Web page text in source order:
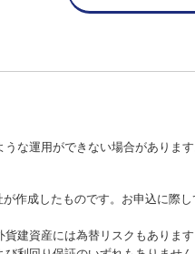
な運用ができない場合があります
作成したものです。お申込に際
建資産には為替リスクもあり